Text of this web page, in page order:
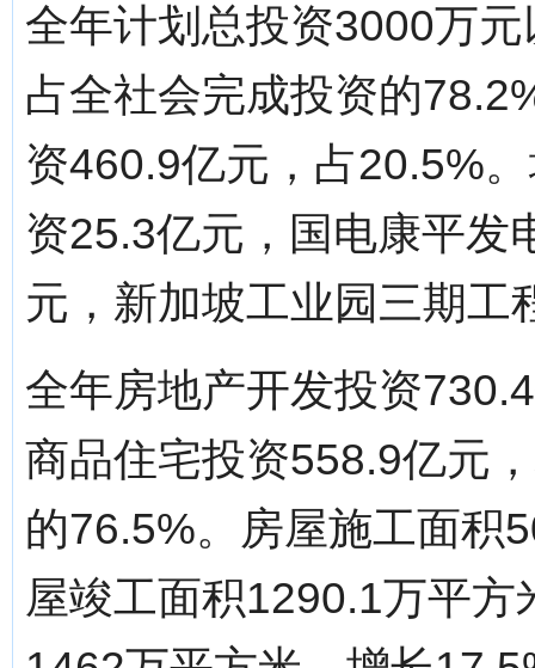
全年计划总投资3000万
占全社会完成投资的
资460.9亿元，占20.5%
资25.3亿元，国电康平发
元，新加坡工业园三期工
全年房地产开发投资
商品住宅投资558.9亿元
的76.5%。房屋施工面积
屋竣工面积1290.1万平